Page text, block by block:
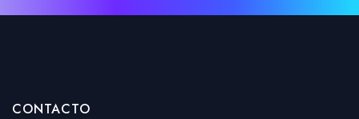
CONTACTO